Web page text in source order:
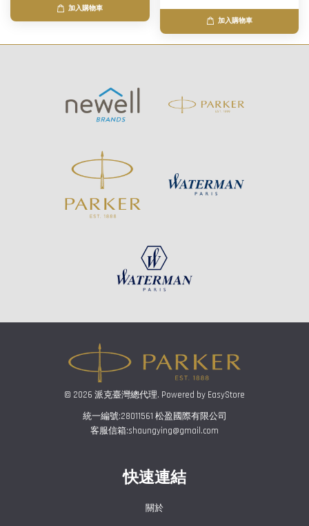
加入購物車
加入購物車
© 2026 派克臺灣總代理. Powered by EasyStore
統一編號:28011561 松盈國際有限公司
客服信箱:shaungying@gmail.com
快速連結
關於